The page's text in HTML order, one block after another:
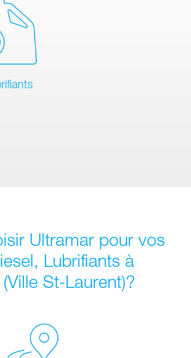
Ultramar pour vos
Lubrifiants à
St-Laurent)?